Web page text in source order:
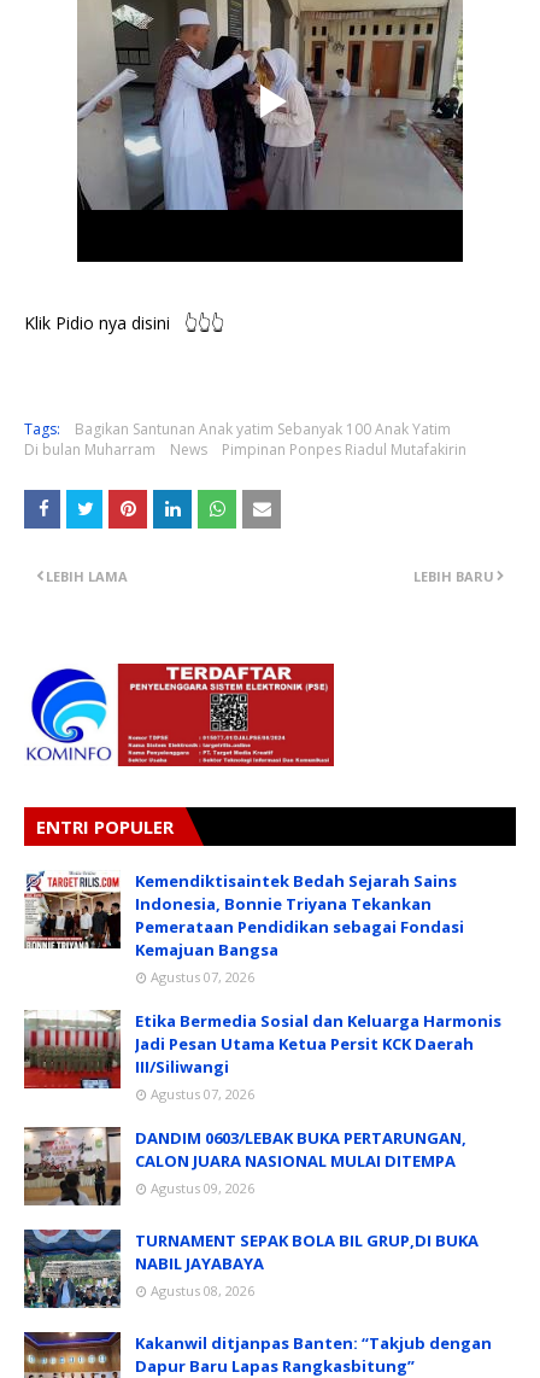
Klik Pidio nya disini 👆👆👆
Tags:
Bagikan Santunan Anak yatim Sebanyak 100 Anak Yatim
Di bulan Muharram
News Pimpinan Ponpes Riadul Mutafakirin
LEBIH BARU
LEBIH LAMA
ENTRI POPULER
Kemendiktisaintek Bedah Sejarah Sains
Indonesia, Bonnie Triyana Tekankan
Pemerataan Pendidikan sebagai Fondasi
Kemajuan Bangsa
Agustus 07, 2026
Etika Bermedia Sosial dan Keluarga Harmonis
Jadi Pesan Utama Ketua Persit KCK Daerah
III/Siliwangi
Agustus 07, 2026
DANDIM 0603/LEBAK BUKA PERTARUNGAN,
CALON JUARA NASIONAL MULAI DITEMPA
Agustus 09, 2026
TURNAMENT SEPAK BOLA BIL GRUP,DI BUKA
NABIL JAYABAYA
Agustus 08, 2026
Kakanwil ditjanpas Banten: “Takjub dengan
Dapur Baru Lapas Rangkasbitung”